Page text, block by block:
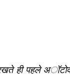
ही पहले